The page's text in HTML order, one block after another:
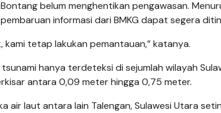
belum menghentikan pengawasan.
informasi dari BMKG dapat segera
tetap lakukan pemantauan,” katanya.
hanya terdeteksi di sejumlah wilayah
antara 0,09 meter hingga 0,75 meter.
air laut antara lain Talengan, Sulawesi Utara